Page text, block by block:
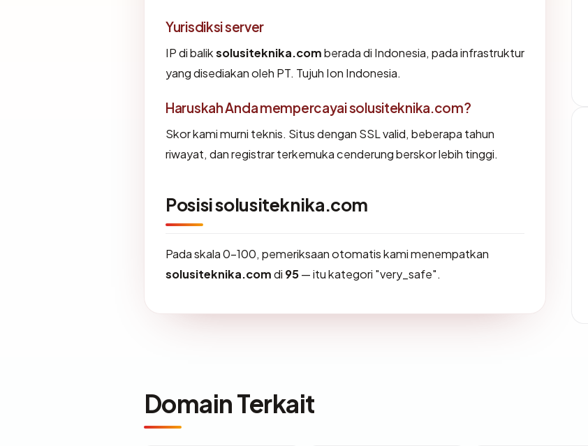
Yurisdiksi server
IP di baliksolusiteknika.comberada di Indonesia, pada infrastruktur
yang disediakan oleh PT. Tujuh Ion Indonesia.
Haruskah Anda mempercayai solusiteknika.com?
Skor kami murni teknis. Situs dengan SSL valid, beberapa tahun
riwayat, dan registrar terkemuka cenderung berskor lebih tinggi.
Posisi solusiteknika.com
Pada skala 0-100, pemeriksaan otomatis kami menempatkan
solusiteknika.comdi 95— itu kategori "very_safe".
Domain Terkait